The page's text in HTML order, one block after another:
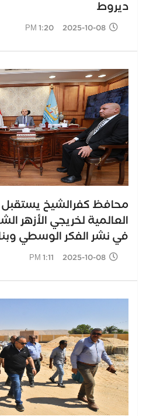
ديروط
2025-10-08 1:20 PM
محافظ كفرالشيخ
العالمية لخريجي الأزهر
في نشر الفكر الوسطي
2025-10-08 1:11 PM